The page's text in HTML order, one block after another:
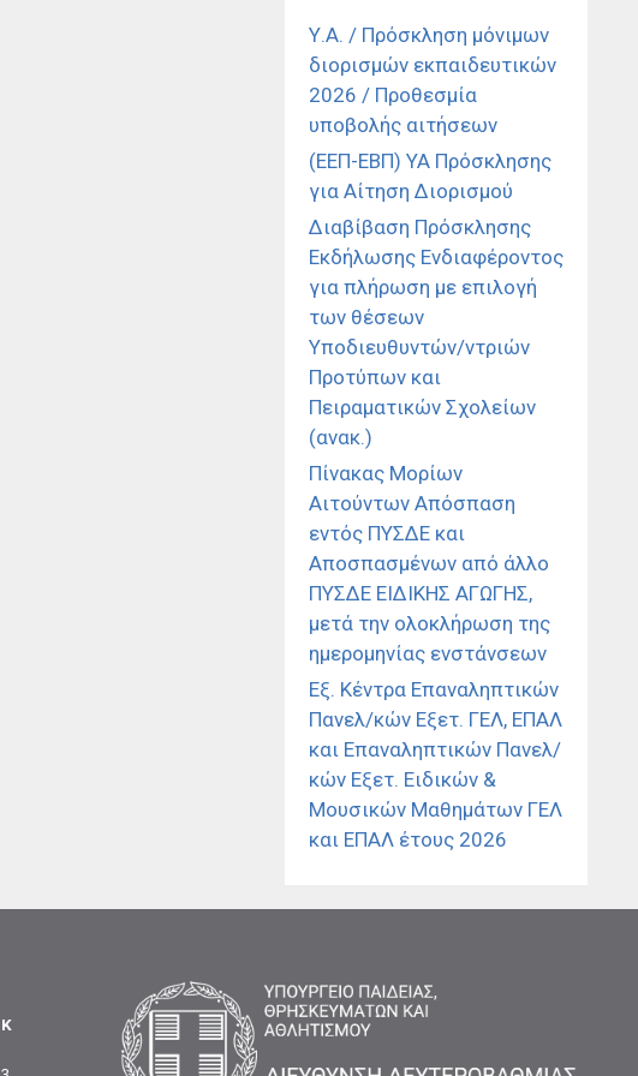
Υ.Α. / Πρόσκληση μόνιμων
διορισμών εκπαιδευτικών
2026 / Προθεσμία
υποβολής αιτήσεων
(ΕΕΠ-ΕΒΠ) ΥΑ Πρόσκλησης
για Αίτηση Διορισμού
Διαβίβαση Πρόσκλησης
Εκδήλωσης Ενδιαφέροντος
για πλήρωση με επιλογή
των θέσεων
Υποδιευθυντών/ντριών
Προτύπων και
Πειραματικών Σχολείων
(ανακ.)
Πίνακας Μορίων
Αιτούντων Απόσπαση
εντός ΠΥΣΔΕ και
Αποσπασμένων από άλλο
ΠΥΣΔΕ ΕΙΔΙΚΗΣ ΑΓΩΓΗΣ,
μετά την ολοκλήρωση της
ημερομηνίας ενστάνσεων
Εξ. Κέντρα Επαναληπτικών
Πανελ/κών Εξετ. ΓΕΛ, ΕΠΑΛ
και Επαναληπτικών Πανελ/
κών Εξετ. Ειδικών &
Μουσικών Μαθημάτων ΓΕΛ
και ΕΠΑΛ έτους 2026
Κ